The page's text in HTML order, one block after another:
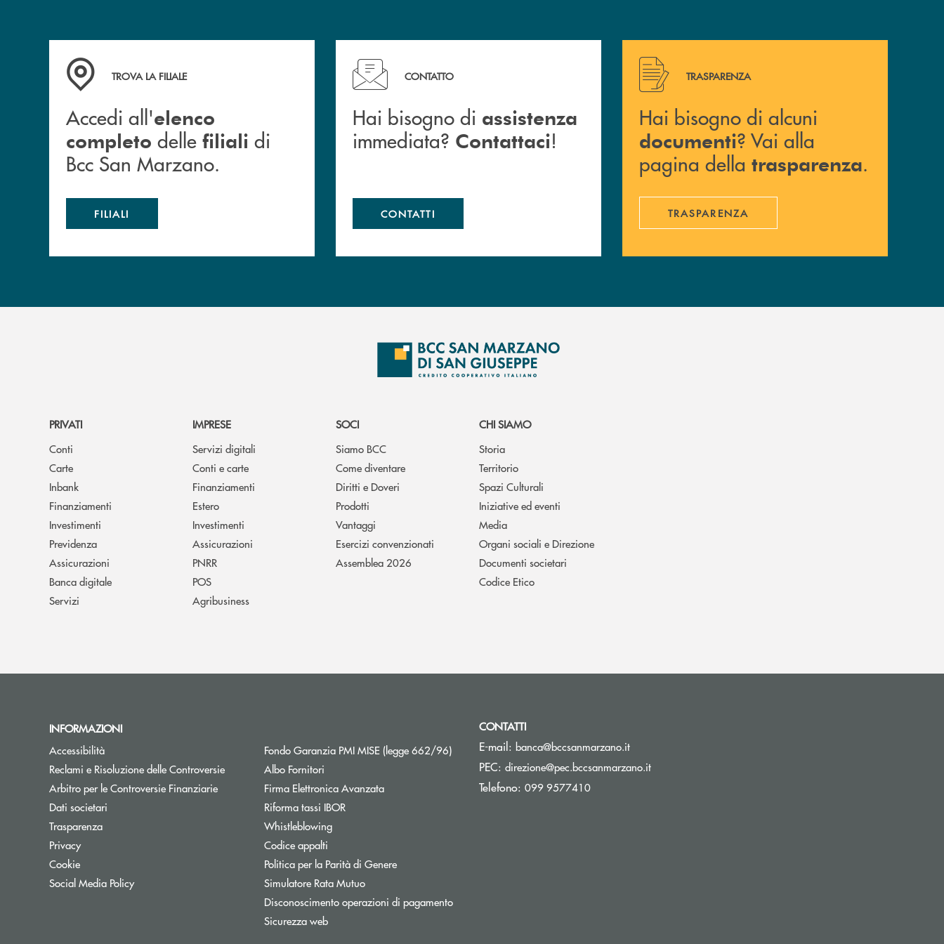
Accedi all' elenco completo delle filiali di Bcc San Marzano.
TROVA LA FILIALE
Accedi all'elenco
completo delle filiali di
Bcc San Marzano.
FILIALI
Hai bisogno di assistenza immediata? Contattaci !
CONTATTO
Hai bisogno di assistenza
immediata? Contattaci!
CONTATTI
Hai bisogno di alcuni documenti ? Vai alla pagina della
TRASPARENZA
Hai bisogno di alcuni
documenti? Vai alla
pagina della trasparenza.
TRASPARENZA
PRIVATI
Conti
Carte
Inbank
Finanziamenti
Investimenti
Previdenza
Assicurazioni
Banca digitale
Servizi
IMPRESE
Servizi digitali
Conti e carte
Finanziamenti
Estero
Investimenti
Assicurazioni
PNRR
POS
Agribusiness
SOCI
Siamo BCC
Come diventare
Diritti e Doveri
Prodotti
Vantaggi
Esercizi convenzionati
Assemblea 2026
CHI SIAMO
Storia
Territorio
Spazi Culturali
Iniziative ed eventi
Media
Organi sociali e Direzione
Documenti societari
Codice Etico
INFORMAZIONI
Accessibilità
Reclami e Risoluzione delle Controversie
Arbitro per le Controversie Finanziarie
Dati societari
Trasparenza
Privacy
Cookie
Social Media Policy
Fondo Garanzia PMI MISE (legge 662/96)Apre una nuova finestra
Albo Fornitori
Firma Elettronica Avanzata
Riforma tassi IBOR
Whistleblowing
Codice appalti
Politica per la Parità di GenereApre una nuova finestra
Simulatore Rata Mutuo
Disconoscimento operazioni di pagamento
Sicurezza web
CONTATTI
E-mail: banca@bccsanmarzano.it(si apre l’app di posta elettronica)
PEC: direzione@pec.bccsanmarzano.it(si apre l’app di posta elettronica)
Telefono: 099 9577410